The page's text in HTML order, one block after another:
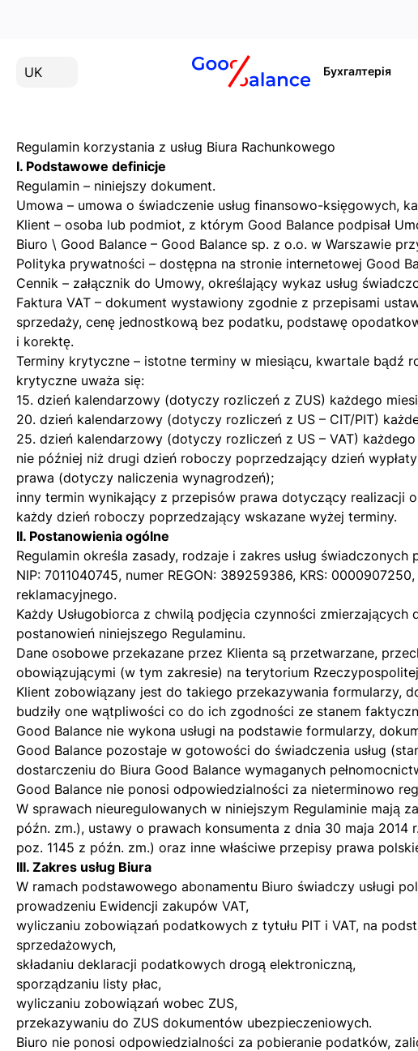
UK Бухгалтерія
Regulamin korzystania z usług Biura Rachunkowego
I. Podstawowe definicje
Regulamin – niniejszy dokument.
Umowa – umowa o świadczenie usług finansowo-księgowych,
Klient – osoba lub podmiot, z którym Good Balance podpisał
Biuro \ Good Balance – Good Balance sp. z o.o. w Warszawie
Polityka prywatności – dostępna na stronie internetowej Good
Cennik – załącznik do Umowy, określający wykaz usług
Faktura VAT – dokument wystawiony zgodnie z przepisami
sprzedaży, cenę jednostkową bez podatku, podstawę
i korektę.
Terminy krytyczne – istotne terminy w miesiącu, kwartale bądź
krytyczne uważa się:
15. dzień kalendarzowy (dotyczy rozliczeń z ZUS) każdego
20. dzień kalendarzowy (dotyczy rozliczeń z US – CIT/PIT)
25. dzień kalendarzowy (dotyczy rozliczeń z US – VAT)
nie później niż drugi dzień roboczy poprzedzający dzień
prawa (dotyczy naliczenia wynagrodzeń);
inny termin wynikający z przepisów prawa dotyczący realizacji
każdy dzień roboczy poprzedzający wskazane wyżej terminy.
II. Postanowienia ogólne
Regulamin określa zasady, rodzaje i zakres usług
NIP: 7011040745, numer REGON: 389259386, KRS:
reklamacyjnego.
Każdy Usługobiorca z chwilą podjęcia czynności
postanowień niniejszego Regulaminu.
Dane osobowe przekazane przez Klienta są przetwarzane,
obowiązującymi (w tym zakresie) na terytorium
Klient zobowiązany jest do takiego przekazywania formularzy,
budziły one wątpliwości co do ich zgodności ze stanem
Good Balance nie wykona usługi na podstawie formularzy,
Good Balance pozostaje w gotowości do świadczenia usług
dostarczeniu do Biura Good Balance wymaganych
Good Balance nie ponosi odpowiedzialności za nieterminowo
W sprawach nieuregulowanych w niniejszym Regulaminie mają
późn. zm.), ustawy o prawach konsumenta z dnia 30 maja
poz. 1145 z późn. zm.) oraz inne właściwe przepisy prawa
III. Zakres usług Biura
W ramach podstawowego abonamentu Biuro świadczy usługi
prowadzeniu Ewidencji zakupów VAT,
wyliczaniu zobowiązań podatkowych z tytułu PIT i VAT, na
sprzedażowych,
składaniu deklaracji podatkowych drogą elektroniczną,
sporządzaniu listy płac,
wyliczaniu zobowiązań wobec ZUS,
przekazywaniu do ZUS dokumentów ubezpieczeniowych.
Biuro nie ponosi odpowiedzialności za pobieranie podatków,